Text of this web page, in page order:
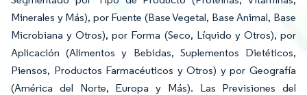
Minerales y Más), por Fuente (Base Vegetal, Base Animal, Base
Microbiana y Otros), por Forma (Seco, Líquido y Otros), por
Aplicación (Alimentos y Bebidas, Suplementos Dietéticos,
Piensos, Productos Farmacéuticos y Otros) y por Geografía
(América del Norte, Europa y Más). Las Previsiones del